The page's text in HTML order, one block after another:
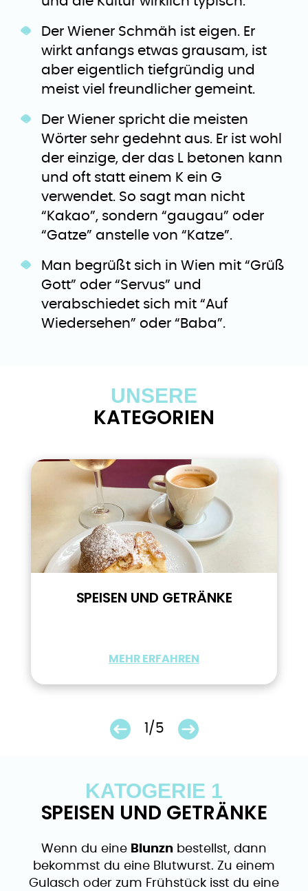
Der Wiener Schmäh ist eigen. Er
wirkt anfangs etwas grausam, ist
aber eigentlich tiefgründig und
meist viel freundlicher gemeint.
Der Wiener spricht die meisten
Wörter sehr gedehnt aus. Er ist wohl
der einzige, der das L betonen kann
und oft statt einem K ein G
verwendet. So sagt man nicht
“Kakao”, sondern “gaugau” oder
“Gatze” anstelle von “Katze”.
Man begrüßt sich in Wien mit “Grüß
Gott” oder “Servus” und
verabschiedet sich mit “Auf
Wiedersehen” oder “Baba”.
UNSERE
KATEGORIEN
SPEISEN UND GETRÄNKE
MEHR ERFAHREN
1/5
KATOGERIE 1
SPEISEN UND GETRÄNKE
Wenn du eine Blunzn bestellst, dann
bekommst du eine Blutwurst. Zu einem
Gulasch oder zum Frühstück isst du eine